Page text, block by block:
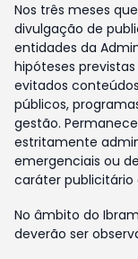
Nos três meses
divulgação de
entidades da
hipóteses
evitados
públicos,
gestão.
estritamente
emergenciais ou
caráter publicitário
No âmbito do
deverão ser